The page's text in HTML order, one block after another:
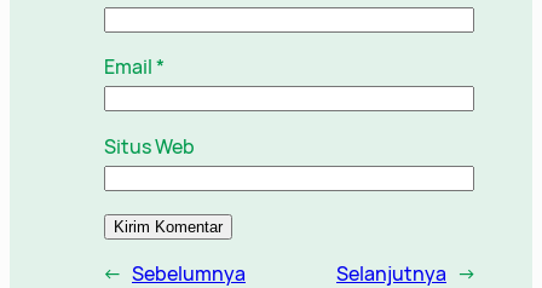
Email*
Situs Web
← Sebelumnya Selanjutnya →